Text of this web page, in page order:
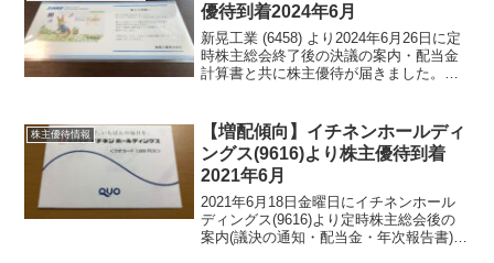
優待到着2024年6月
新晃工業 (6458) より2024年6月26日に定
時株主総会終了後の決議の案内・配当金
計算書と共に株主優待が届きました。今
いて 銘柄紹介まず銘柄について簡...
株主優待情報
【増配傾向】イチネンホールディ
ングス(9616)より株主優待到着
2021年6月
2021年6月18日金曜日にイチネンホール
ディングス(9616)より定時株主総会後の
案内(議決の通知・配当金・年次報告書)と